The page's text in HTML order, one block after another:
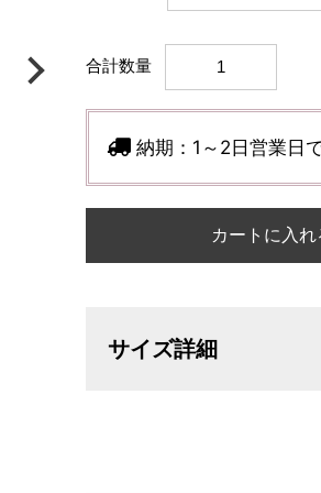
合計数量
納期： 1～2日営業日
カートに入れ
サイズ詳細